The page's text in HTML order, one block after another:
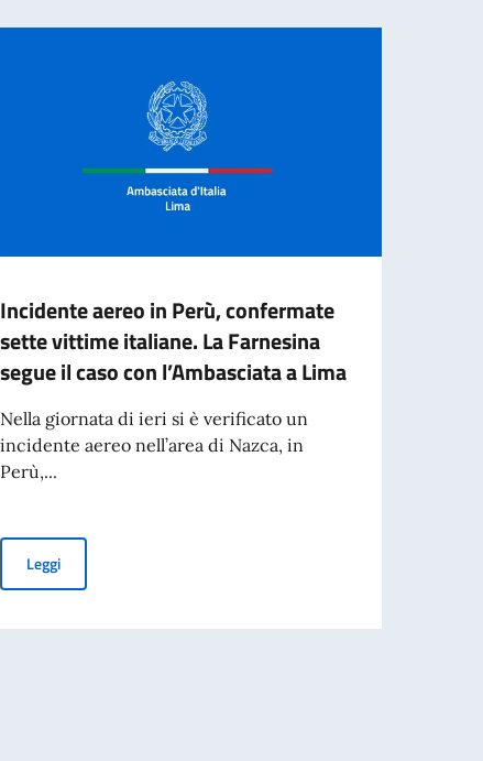
Affari Esteri e della Cooperazione Internazionale
incidente aereo in Perù
Incidente aereo in Perù, confermate
sette vittime italiane. La Farnesina
segue il caso con l’Ambasciata a Lima
Nella giornata di ieri si è verificato un
incidente aereo nell’area di Nazca, in
Perù,...
LeggiIncidente aereo in Perù, confermate sette vittime italiane. La